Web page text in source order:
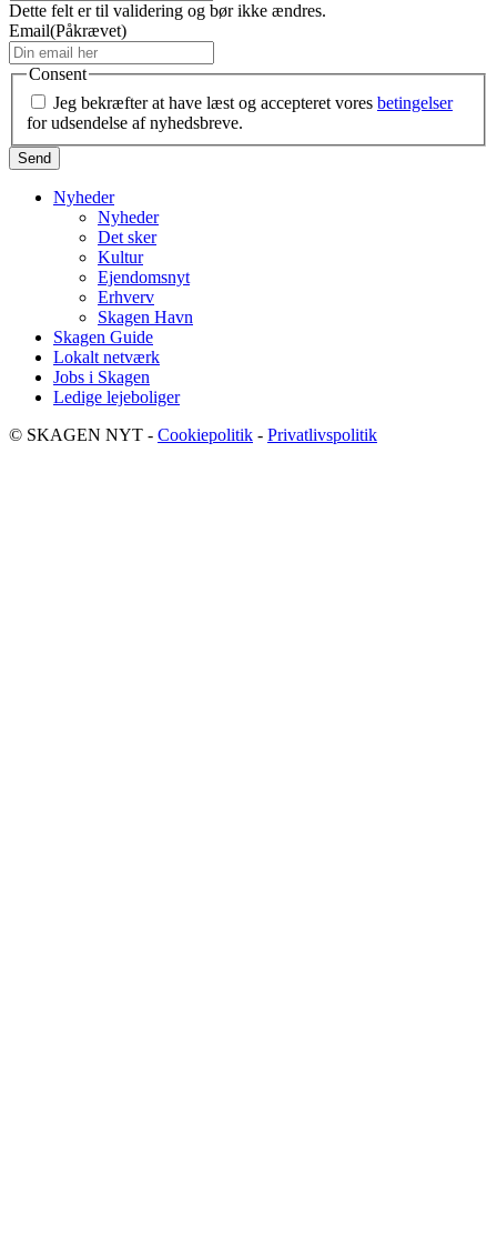
Dette felt er til validering og bør ikke ændres.
Email(Påkrævet)
Consent
Jeg bekræfter at have læst og accepteret vores betingelser
for udsendelse af nyhedsbreve.
Nyheder
Nyheder
Det sker
Kultur
Ejendomsnyt
Erhverv
Skagen Havn
Skagen Guide
Lokalt netværk
Jobs i Skagen
Ledige lejeboliger
© SKAGEN NYT - Cookiepolitik - Privatlivspolitik